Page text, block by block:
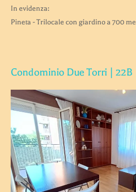
In evidenza:
Pineta - Trilocale con giardino a 700
Condominio Due Torri | 22B